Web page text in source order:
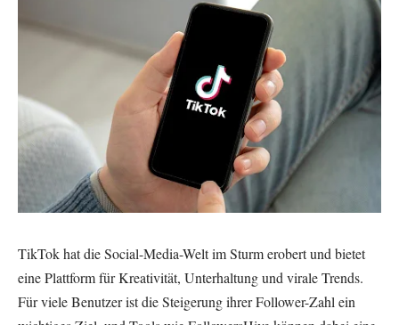
TikTok hat die Social-Media-Welt im Sturm erobert und bietet
eine Plattform für Kreativität, Unterhaltung und virale Trends.
Für viele Benutzer ist die Steigerung ihrer Follower-Zahl ein